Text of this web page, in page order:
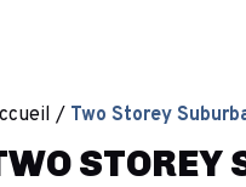
Two Storey
STOREY